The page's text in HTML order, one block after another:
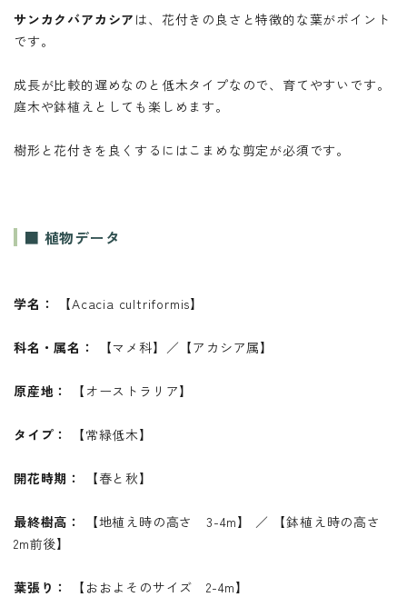
サンカクバアカシア は、花付きの良さと特徴的な葉がポイント
です。
成長が比較的遅めなのと低木タイプなので、育てやすいです。
庭木や鉢植えとしても楽しめます。
樹形と花付きを良くするにはこまめな剪定が必須です。
■ 植物データ
学名： 【Acacia cultriformis】
科名・属名： 【マメ科】／【アカシア属】
原産地： 【オーストラリア】
タイプ： 【常緑低木】
開花時期： 【春と秋】
最終樹高：
【地植え時の高さ 3-4m】 ／ 【鉢植え時の高さ
2m前後】
葉張り： 【おおよそのサイズ 2-4m】